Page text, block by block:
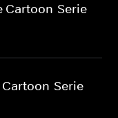
Cartoon-Serie
Cartoon-Serie